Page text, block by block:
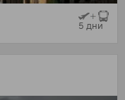
5 дни